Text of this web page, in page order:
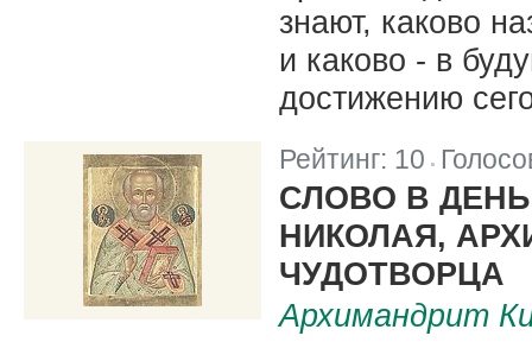
знают, каково
и каково - в
достижению
Рейтинг: 10
СЛОВО В
НИКОЛАЯ,
ЧУДОТВОРЦА
Архимандрит